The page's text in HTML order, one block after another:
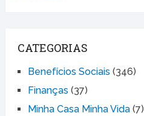
CATEGORIAS
Benefícios Sociais (346)
Finanças (37)
Minha Casa Minha Vida(7)